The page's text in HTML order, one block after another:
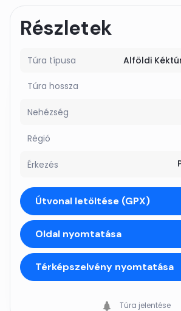
Részletek
Túra típusa Alföldi
Túra hossza
Nehézség
Régió
Érkezés
Útvonal letöltése (GPX)
Oldal nyomtatása
Térképszelvény nyomtatása
Túra jelentése